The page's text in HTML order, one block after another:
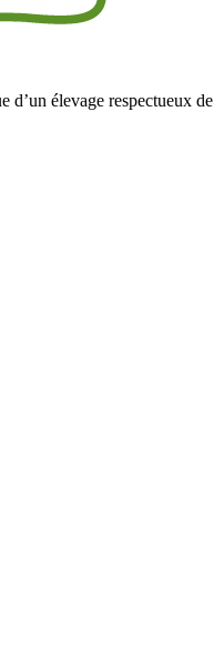
d’un élevage respectueux de